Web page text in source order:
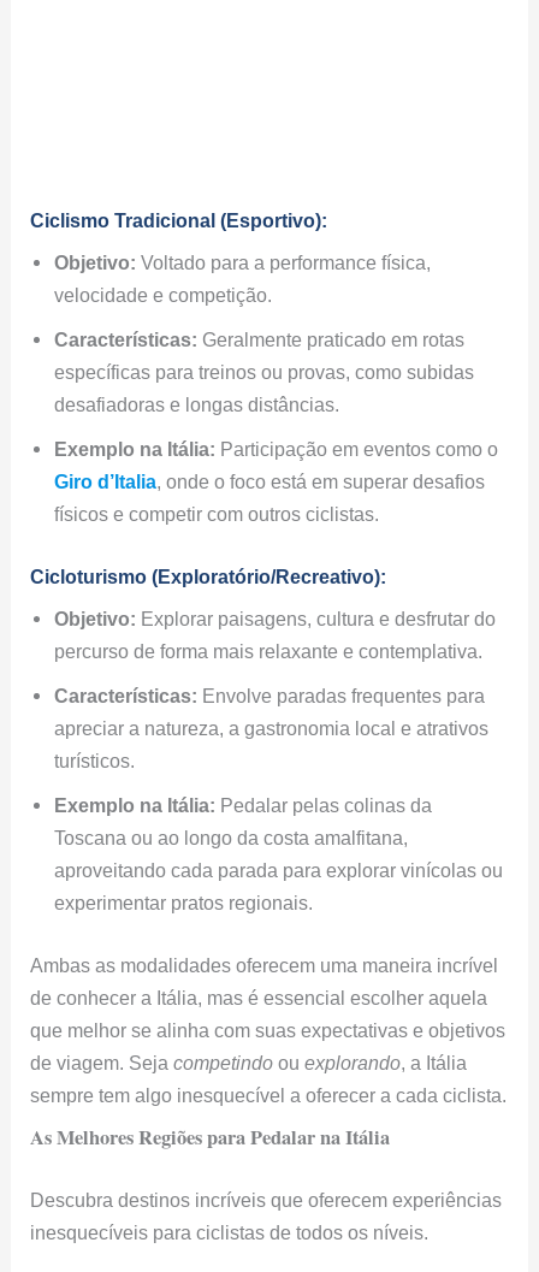
Ciclismo Tradicional (Esportivo):
Objetivo: Voltado para a performance física,
velocidade e competição.
Características: Geralmente praticado em rotas
específicas para treinos ou provas, como subidas
desafiadoras e longas distâncias.
Exemplo na Itália: Participação em eventos como o
Giro d’Italia, onde o foco está em superar desafios
físicos e competir com outros ciclistas.
Cicloturismo (Exploratório/Recreativo):
Objetivo: Explorar paisagens, cultura e desfrutar do
percurso de forma mais relaxante e contemplativa.
Características: Envolve paradas frequentes para
apreciar a natureza, a gastronomia local e atrativos
turísticos.
Exemplo na Itália: Pedalar pelas colinas da
Toscana ou ao longo da costa amalfitana,
aproveitando cada parada para explorar vinícolas ou
experimentar pratos regionais.
Ambas as modalidades oferecem uma maneira incrível
de conhecer a Itália, mas é essencial escolher aquela
que melhor se alinha com suas expectativas e objetivos
de viagem. Sejacompetindo ouexplorando, a Itália
sempre tem algo inesquecível a oferecer a cada ciclista.
As Melhores Regiões para Pedalar na Itália
Descubra destinos incríveis que oferecem experiências
inesquecíveis para ciclistas de todos os níveis.